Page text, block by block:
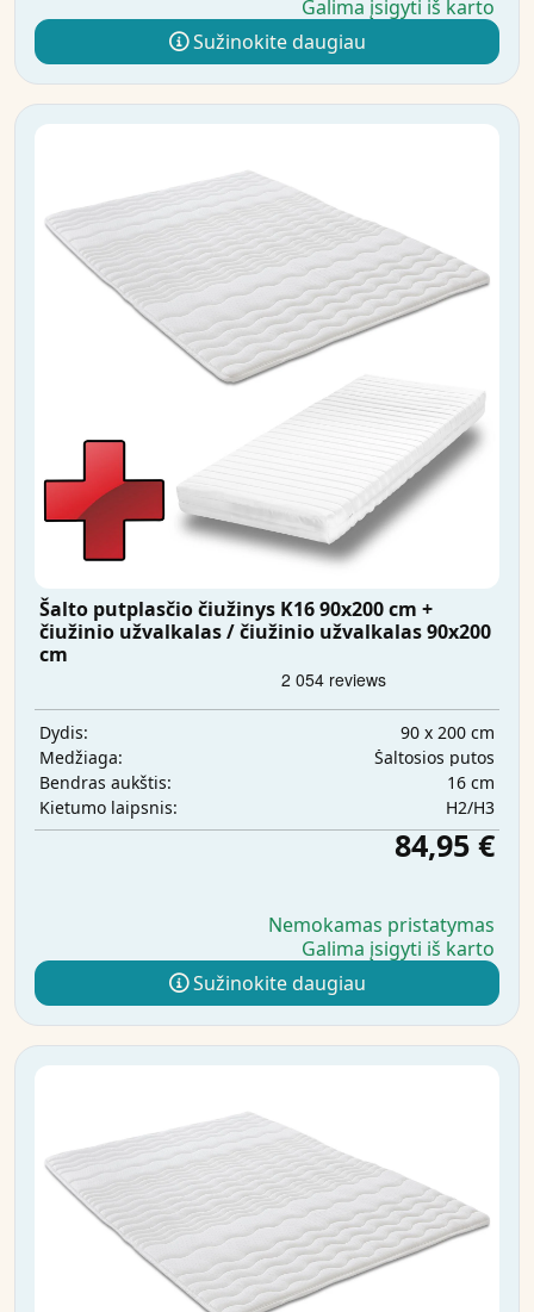
Galima įsigyti iš karto
Sužinokite daugiau
Šalto putplasčio čiužinys K16 90x200 cm +
čiužinio užvalkalas / čiužinio užvalkalas 90x200
cm
Dydis:
90 x 200 cm
Medžiaga:
Šaltosios putos
Bendras aukštis:
16 cm
Kietumo laipsnis:
H2/H3
84,95 €
Nemokamas pristatymas
Galima įsigyti iš karto
Sužinokite daugiau